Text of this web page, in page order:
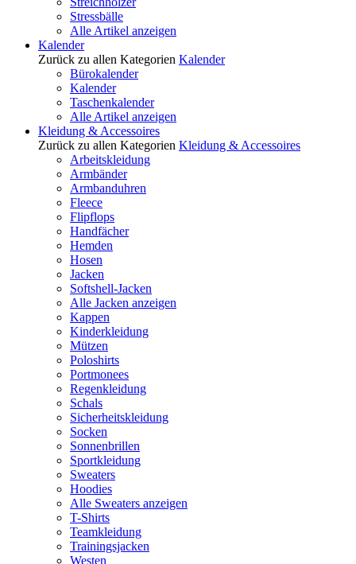
Stressbälle
Alle Artikel anzeigen
Kalender
Zurück zu allen Kategorien Kalender
Bürokalender
Kalender
Taschenkalender
Alle Artikel anzeigen
Kleidung & Accessoires
Zurück zu allen Kategorien Kleidung & Accessoires
Arbeitskleidung
Armbänder
Armbanduhren
Fleece
Flipflops
Handfächer
Hemden
Hosen
Jacken
Softshell-Jacken
Alle Jacken anzeigen
Kappen
Kinderkleidung
Mützen
Poloshirts
Portmonees
Regenkleidung
Schals
Sicherheitskleidung
Socken
Sonnenbrillen
Sportkleidung
Sweaters
Hoodies
Alle Sweaters anzeigen
T-Shirts
Teamkleidung
Trainingsjacken
Westen